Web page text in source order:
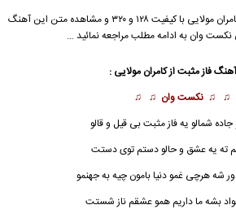
جهت دانلود آهنگ فاز مثبت از کامران مولایی با کیفیت ۱۲۸ و ۳۲۰ و مشاهده متن این آهنگ
نکست وان به ادامه مطلب مراجعه نمائید …
فاز مثبتاز کامران مولایی :
♫ ♫ نکست وان ♫ ♫
جاده شمالو یهفاز مثبتبی قیل و قالو
ته یه عشق و حالو دستم توی دستت
شه هرچی غمو دنیا بامون چیه به جهنمو
بشه ما داریم همو عشقم ناز شستت